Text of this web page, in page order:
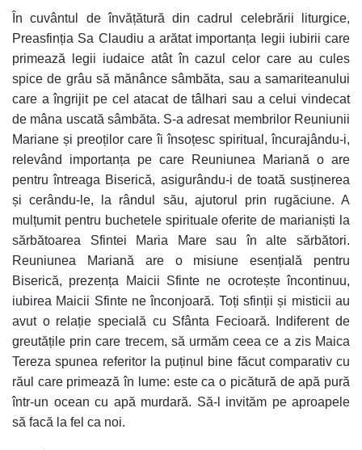
În cuvântul de învățătură din cadrul celebrării liturgice,
Preasfinția Sa Claudiu a arătat importanța legii iubirii care
primează legii iudaice atât în cazul celor care au cules
spice de grâu să mănânce sâmbăta, sau a samariteanului
care a îngrijit pe cel atacat de tâlhari sau a celui vindecat
de mâna uscată sâmbăta. S-a adresat membrilor Reuniunii
Mariane și preoților care îi însoțesc spiritual, încurajându-i,
relevând importanța pe care Reuniunea Mariană o are
pentru întreaga Biserică, asigurându-i de toată susținerea
și cerându-le, la rândul său, ajutorul prin rugăciune. A
mulțumit pentru buchetele spirituale oferite de marianiști la
sărbătoarea Sfintei Maria Mare sau în alte sărbători.
Reuniunea Mariană are o misiune esențială pentru
Biserică, prezența Maicii Sfinte ne ocrotește încontinuu,
iubirea Maicii Sfinte ne înconjoară. Toți sfinții și misticii au
avut o relație specială cu Sfânta Fecioară. Indiferent de
greutățile prin care trecem, să urmăm ceea ce a zis Maica
Tereza spunea referitor la puținul bine făcut comparativ cu
răul care primează în lume: este ca o picătură de apă pură
într-un ocean cu apă murdară. Să-l invităm pe aproapele
să facă la fel ca noi.